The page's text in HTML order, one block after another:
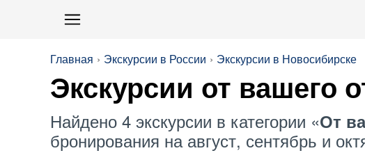
Главная Экскурсии в России Экскурсии в Новосибирске
Экскурсии от вашего
Найдено 4 экскурсии в категории «От
бронирования на август, сентябрь и